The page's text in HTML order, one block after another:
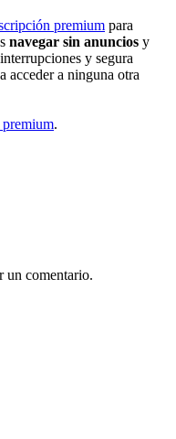
premium para
navegar sin anuncios y
y segura
acceder a ninguna otra
premium.
un comentario.